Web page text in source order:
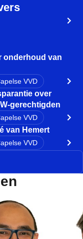
onderhoud van
VVD
over
gerechtigden
VVD
van Hemert
VVD